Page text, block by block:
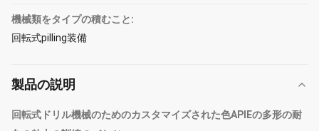
機械類をタイプの積むこと:
回転式pilling装備
製品の説明
回転式ドリル機械のためのカスタマイズされた色APIEの多形の耐